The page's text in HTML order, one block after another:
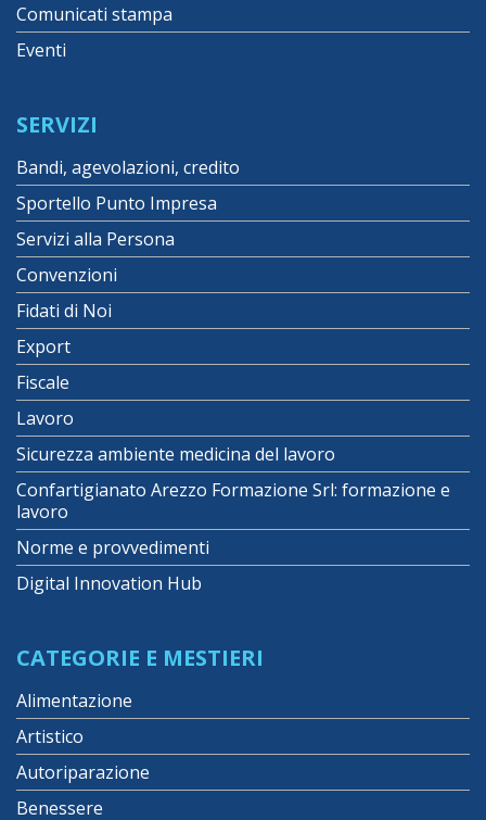
Comunicati stampa
Eventi
SERVIZI
Bandi, agevolazioni, credito
Sportello Punto Impresa
Servizi alla Persona
Convenzioni
Fidati di Noi
Export
Fiscale
Lavoro
Sicurezza ambiente medicina del lavoro
Confartigianato Arezzo Formazione Srl: formazione e
lavoro
Norme e provvedimenti
Digital Innovation Hub
CATEGORIE E MESTIERI
Alimentazione
Artistico
Autoriparazione
Benessere